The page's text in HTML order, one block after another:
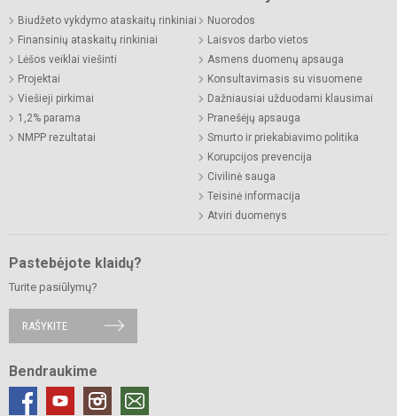
Biudžeto vykdymo ataskaitų rinkiniai
Finansinių ataskaitų rinkiniai
Lėšos veiklai viešinti
Projektai
Viešieji pirkimai
1,2% parama
NMPP rezultatai
Nuorodos
Laisvos darbo vietos
Asmens duomenų apsauga
Konsultavimasis su visuomene
Dažniausiai užduodami klausimai
Pranešėjų apsauga
Smurto ir priekabiavimo politika
Korupcijos prevencija
Civilinė sauga
Teisinė informacija
Atviri duomenys
Pastebėjote klaidų?
Turite pasiūlymų?
RAŠYKITE
Bendraukime